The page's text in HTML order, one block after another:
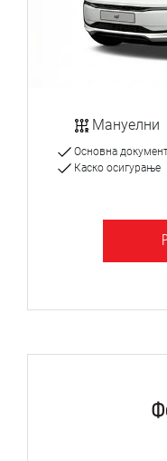
Мануелни
Основна
Каско осигурање